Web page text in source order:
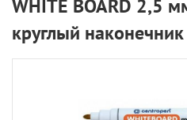
WHITE BOARD 2,5
круглый наконечник